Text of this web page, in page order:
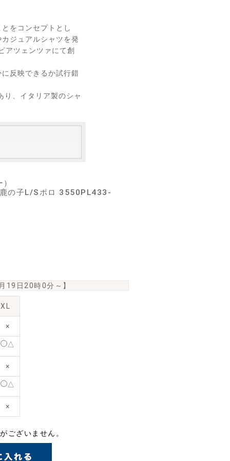
をコンセプトとし
ジュアルシャツを発
アツェンツァにて創
反映できるか試行錯
、イタリア製のシャ
の子L/Sポロ 3550PL433-
19日20時0分 ～】
XL
×
△
×
△
×
ございません。